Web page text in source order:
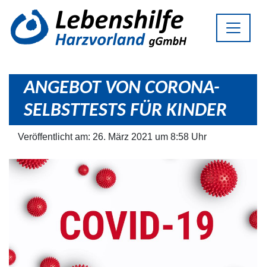
ANGEBOT VON CORONA-
SELBSTTESTS FÜR KINDER
Veröffentlicht am: 26. März 2021 um 8:58 Uhr